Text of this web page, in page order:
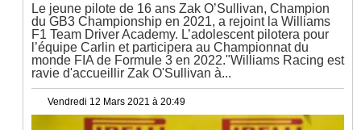
Le jeune pilote de 16 ans Zak O’Sullivan, Champion
du GB3 Championship en 2021, a rejoint la Williams
F1 Team Driver Academy. L’adolescent pilotera pour
l’équipe Carlin et participera au Championnat du
monde FIA de Formule 3 en 2022."Williams Racing est
ravie d'accueillir Zak O'Sullivan à...
Vendredi 12 Mars 2021 à 20:49